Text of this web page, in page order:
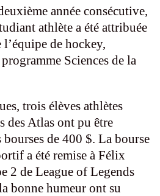
année consécutive,
athlète a été attribuée
de hockey,
Sciences de la
trois élèves athlètes
des Atlas ont pu être
bourses de 400 $. La bourse
a été remise à Félix
2 de League of Legends
bonne humeur ont su